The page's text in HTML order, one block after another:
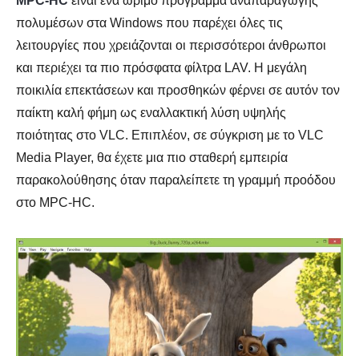
πολυμέσων στα Windows που παρέχει όλες τις
λειτουργίες που χρειάζονται οι περισσότεροι άνθρωποι
και περιέχει τα πιο πρόσφατα φίλτρα LAV. Η μεγάλη
ποικιλία επεκτάσεων και προσθηκών φέρνει σε αυτόν τον
παίκτη καλή φήμη ως εναλλακτική λύση υψηλής
ποιότητας στο VLC. Επιπλέον, σε σύγκριση με το VLC
Media Player, θα έχετε μια πιο σταθερή εμπειρία
παρακολούθησης όταν παραλείπετε τη γραμμή προόδου
στο MPC-HC.